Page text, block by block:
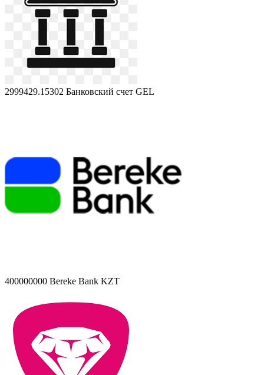
2999429.15302 Банковский счет GEL
400000000 Bereke Bank KZT